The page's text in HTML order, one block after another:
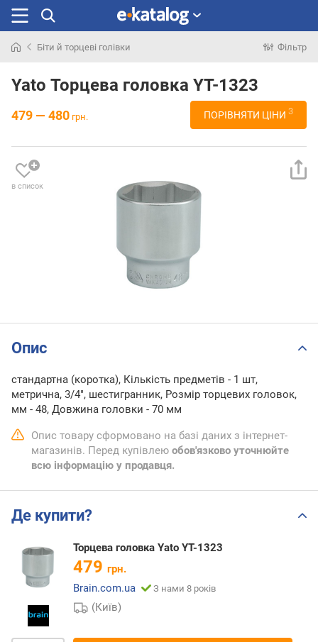
раніше
Біти й торцеві голівки Фільтр
Yato Торцева головка YT-1323
479 — 480 грн. ПОРІВНЯТИ ЦІНИ 3
в список
Опис
стандартна (коротка), Кількість предметів - 1 шт,
метрична, 3/4", шестигранник, Розмір торцевих головок,
мм - 48, Довжина головки - 70 мм
Опис товару сформовано на базі даних з інтернет-
магазинів. Перед купівлею обов'язково уточнюйте
всю інформацію у продавця.
Де купити?
Торцева головка Yato YT-1323
479 грн.
Brain.com.ua
З нами 8 років
(Київ)